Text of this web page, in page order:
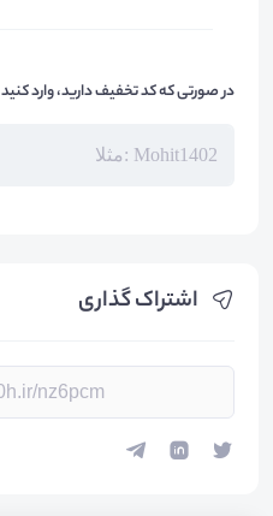
اشتراک گذاری
در صورتی که کد تخفیف دارید، وارد کنید